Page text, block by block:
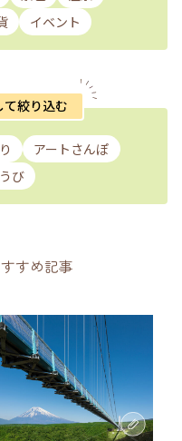
イベント
て絞り込む
アートさんぽ
び
すめ記事